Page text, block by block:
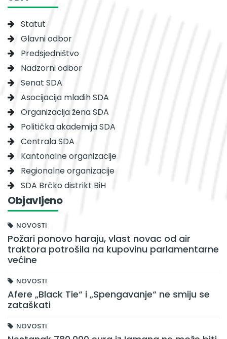
Statut
Glavni odbor
Predsjedništvo
Nadzorni odbor
Senat SDA
Asocijacija mladih SDA
Organizacija žena SDA
Politička akademija SDA
Centrala SDA
Kantonalne organizacije
Regionalne organizacije
SDA Brčko distrikt BiH
Objavljeno
NOVOSTI
Požari ponovo haraju, vlast novac od air
traktora potrošila na kupovinu parlamentarne
većine
NOVOSTI
Afere „Black Tie“ i „Spengavanje“ ne smiju se
zataškati
NOVOSTI